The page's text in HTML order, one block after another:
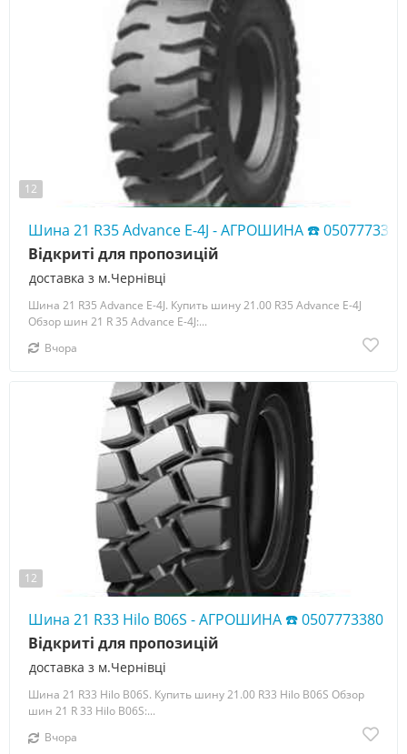
12
Шина 21 R35 Advance E-4J - АГРОШИНА ☎️ 0507773380
доставка з м.Чернівці
Відкриті для пропозицій
Шина 21 R35 Advance E-4J. Купить шину 21.00 R35 Advance E-4J
Обзор шин 21 R 35 Advance E-4J:...
Вчора
12
Шина 21 R33 Hilo B06S - АГРОШИНА ☎️ 0507773380
доставка з м.Чернівці
Відкриті для пропозицій
Шина 21 R33 Hilo B06S. Купить шину 21.00 R33 Hilo B06S Обзор
шин 21 R 33 Hilo B06S:...
Вчора